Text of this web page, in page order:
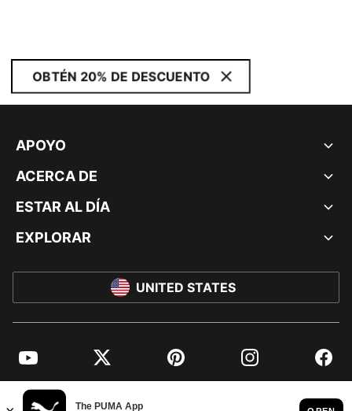
OBTÉN 20% DE DESCUENTO
APOYO
ACERCA DE
ESTAR AL DÍA
EXPLORAR
UNITED STATES
YouTube Twitter Pinterest Instagram
© PUMA NORTH AMERICA, INC.